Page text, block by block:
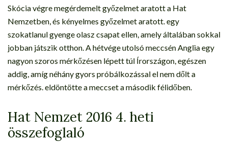
Skócia végre megérdemelt győzelmet aratott a Hat
Nemzetben, és kényelmes győzelmet aratott. egy
szokatlanul gyenge olasz csapat ellen, amely általában sokkal
jobban játszik otthon. A hétvége utolsó meccsén Anglia egy
nagyon szoros mérkőzésen lépett túl Írországon, egészen
addig, amíg néhány gyors próbálkozással el nem dőlt a
mérkőzés. eldöntötte a meccset a második félidőben.
Hat Nemzet 2016 4. heti
összefoglaló